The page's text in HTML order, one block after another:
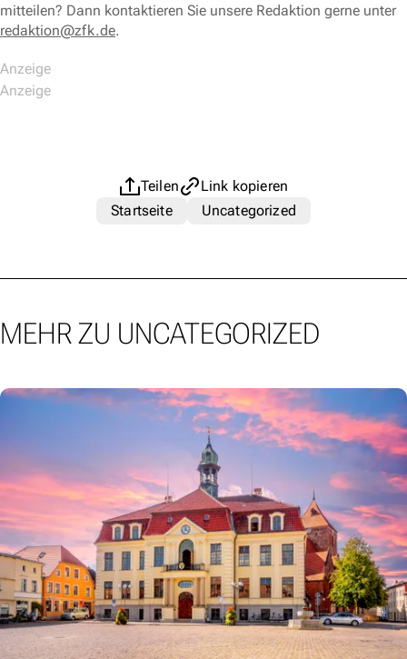
mitteilen? Dann kontaktieren Sie unsere Redaktion gerne unter
redaktion@zfk.de.
Teilen
Link kopieren
Startseite
Uncategorized
MEHR ZU UNCATEGORIZED